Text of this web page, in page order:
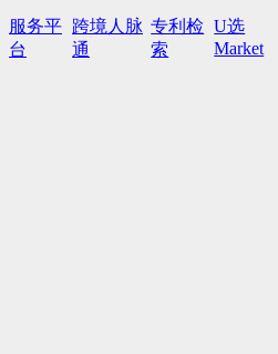
服务平
台
跨境人脉
通
专利检
索
U选
Market